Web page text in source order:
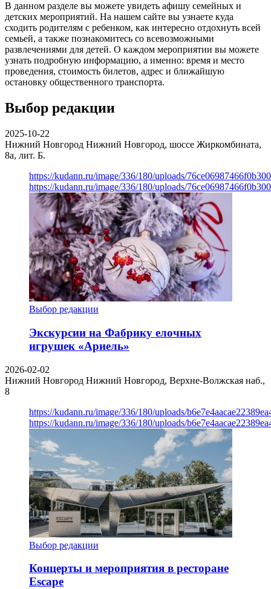
В данном разделе вы можете увидеть афишу семейных и
детских мероприятий. На нашем сайте вы узнаете куда
сходить родителям с ребенком, как интересно отдохнуть всей
семьей, а также познакомитесь со всевозможными
развлечениями для детей. О каждом мероприятии вы можете
узнать подробную информацию, а именно: время и место
проведения, стоимость билетов, адрес и ближайшую
остановку общественного транспорта.
Выбор редакции
2025-10-22
Нижний Новгород Нижний Новгород, шоссе Жиркомбината,
8а, лит. Б.
https://kudann.ru/image/336/180/uploads/
https://kudann.ru/image/336/180/uploads/
Выбор редакции
Экскурсии на Фабрику елочных
игрушек «Ариель»
2026-02-02
Нижний Новгород Нижний Новгород, Верхне-Волжская наб.,
8
https://kudann.ru/image/336/180/uploads/
https://kudann.ru/image/336/180/uploads/
Выбор редакции
Концерты и мероприятия в ресторане
Escape